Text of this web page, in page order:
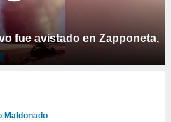
fue avistado en Zapponeta,
Maldonado